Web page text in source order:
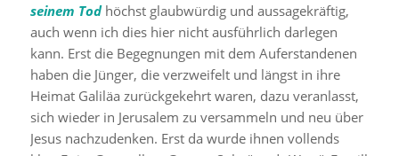
seinem Tod höchst glaubwürdig und aussagekräftig,
auch wenn ich dies hier nicht ausführlich darlegen
kann. Erst die Begegnungen mit dem Auferstandenen
haben die Jünger, die verzweifelt und längst in ihre
Heimat Galiläa zurückgekehrt waren, dazu veranlasst,
sich wieder in Jerusalem zu versammeln und neu über
Jesus nachzudenken. Erst da wurde ihnen vollends